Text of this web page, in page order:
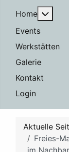
Home
Events
Werkstätten
Galerie
Kontakt
Login
Aktuelle
Freies-
im